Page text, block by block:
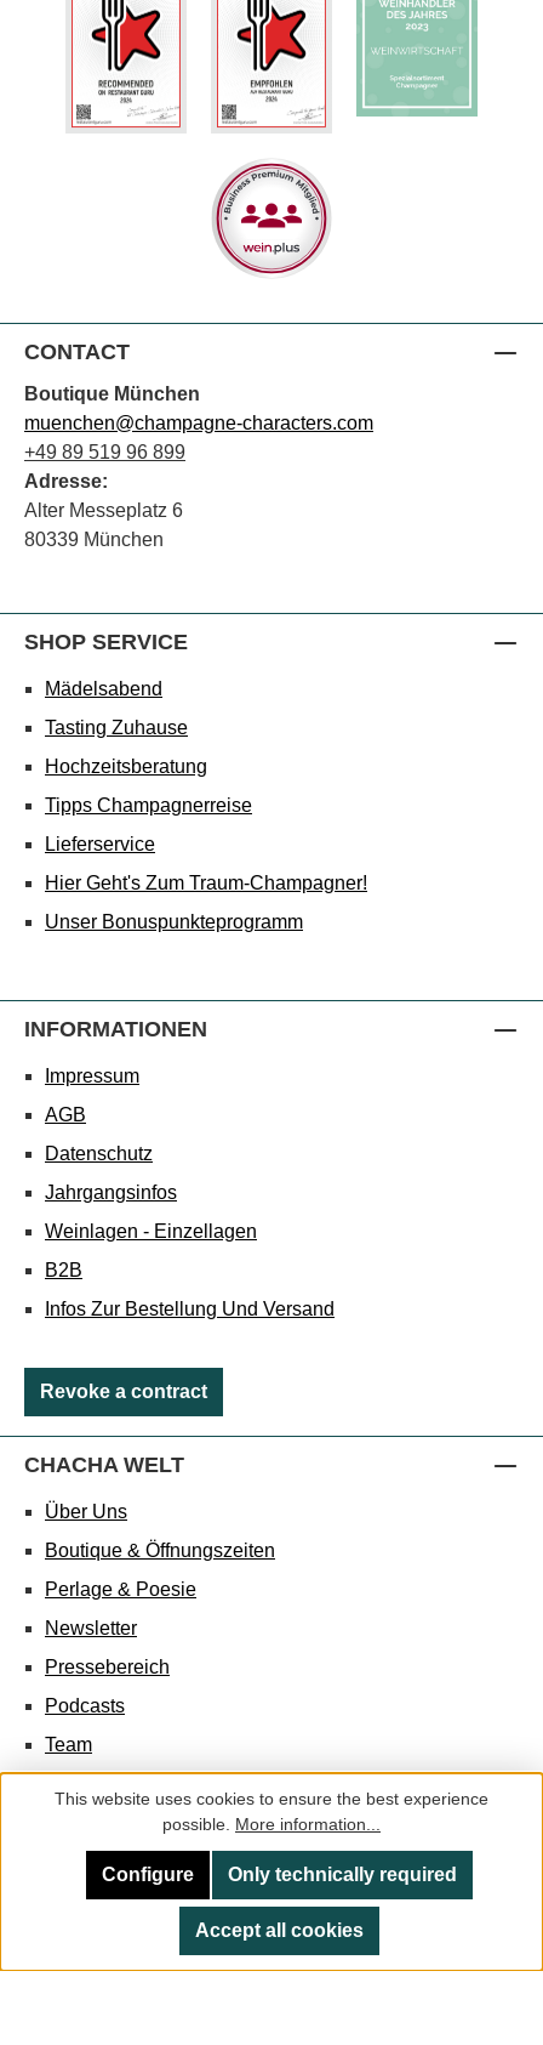
CONTACT
Boutique München
muenchen@champagne-characters.com
+49 89 519 96 899
Adresse:
Alter Messeplatz 6
80339 München
SHOP SERVICE
Mädelsabend
Tasting Zuhause
Hochzeitsberatung
Tipps Champagnerreise
Lieferservice
Hier Geht's Zum Traum-Champagner!
Unser Bonuspunkteprogramm
INFORMATIONEN
Impressum
AGB
Datenschutz
Jahrgangsinfos
Weinlagen - Einzellagen
B2B
Infos Zur Bestellung Und Versand
Revoke a contract
CHACHA WELT
Über Uns
Boutique & Öffnungszeiten
Perlage & Poesie
Newsletter
Pressebereich
Podcasts
Team
FacebookInstagram
This website uses cookies to ensure the best experience
possible. More information...
Only technically required
Configure
Accept all cookies